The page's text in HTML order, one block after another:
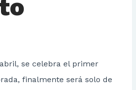
se celebra el primer
finalmente será solo de